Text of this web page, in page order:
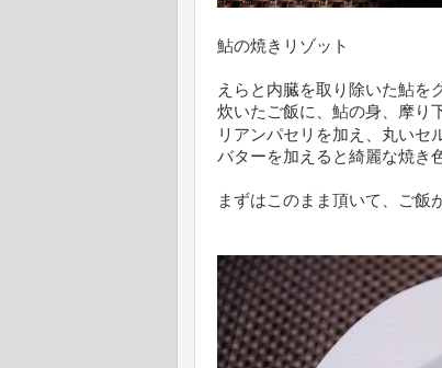
鮎の焼きリゾット
えらと内臓を取り除いた鮎を
炊いたご飯に、鮎の身、摩り
リアンパセリを加え、丸いセ
バターを加えると綺麗な焼き
まずはこのまま頂いて、ご飯